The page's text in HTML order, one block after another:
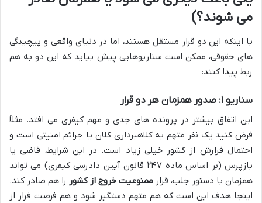
می شوند؟)
با اینکه این دو قرار مستقل هستند، اما در دنیای واقعی و پیچیدگی
های حقوقی، ممکن است سناریوهایی پیش بیاید که این دو به هم
ربط پیدا کنند:
سناریو ۱: صدور همزمان هر دو قرار
این اتفاق بیشتر در پرونده های جدی و مهم کیفری می افتد. مثلاً
فرض کنید یک نفر متهم به کلاهبرداری کلان یا جرائم امنیتی است و
احتمال فرارش از کشور خیلی زیاد است. در این شرایط، قاضی یا
بازپرس (بر اساس ماده ۲۴۷ قانون آیین دادرسی کیفری) می تواند
همزمان با دستور جلب، قرار ممنوعیت خروج از کشور را هم صادر کند.
اینجا هدف این است که هم متهم دستگیر شود و هم فرصت فرار از